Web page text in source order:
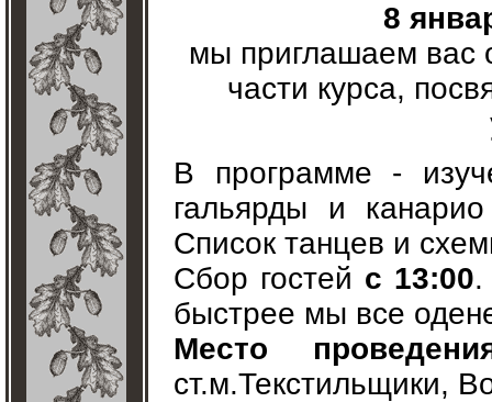
8
мы приглашаем вас
части курса,
В программе -
гальярды и
Список танцев и
Сбор гостей с 13:00.
быстрее мы все
Место
ст.м.Текстильщики,